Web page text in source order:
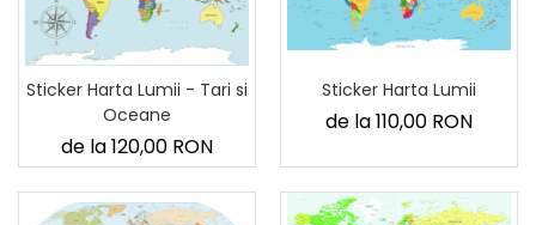
Sticker Harta Lumii - Tari si
Oceane
de la 120,00 RON
Sticker Harta Lumii
de la 110,00 RON